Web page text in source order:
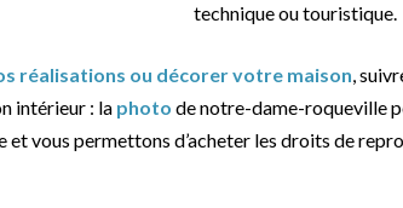
technique ou touristique.
réalisations ou décorer votre maison,
intérieur : la photo de notre-dame-roqueville
et vous permettons d’acheter les droits de